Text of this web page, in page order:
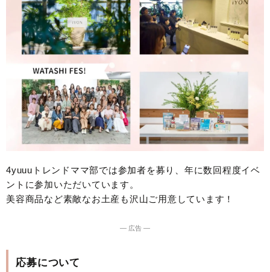
4yuuuトレンドママ部では参加者を募り、年に数回程度イベ
ントに参加いただいています。
美容商品など素敵なお土産も沢山ご用意しています！
― 広告 ―
応募について